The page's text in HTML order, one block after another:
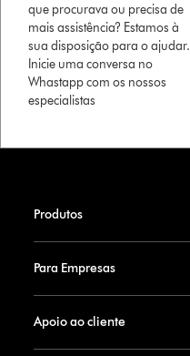
que procurava ou precisa de
mais assistência? Estamos à
sua disposição para o ajudar.
Inicie uma conversa no
Whastapp com os nossos
especialistas
Produtos
Para Empresas
Apoio ao cliente